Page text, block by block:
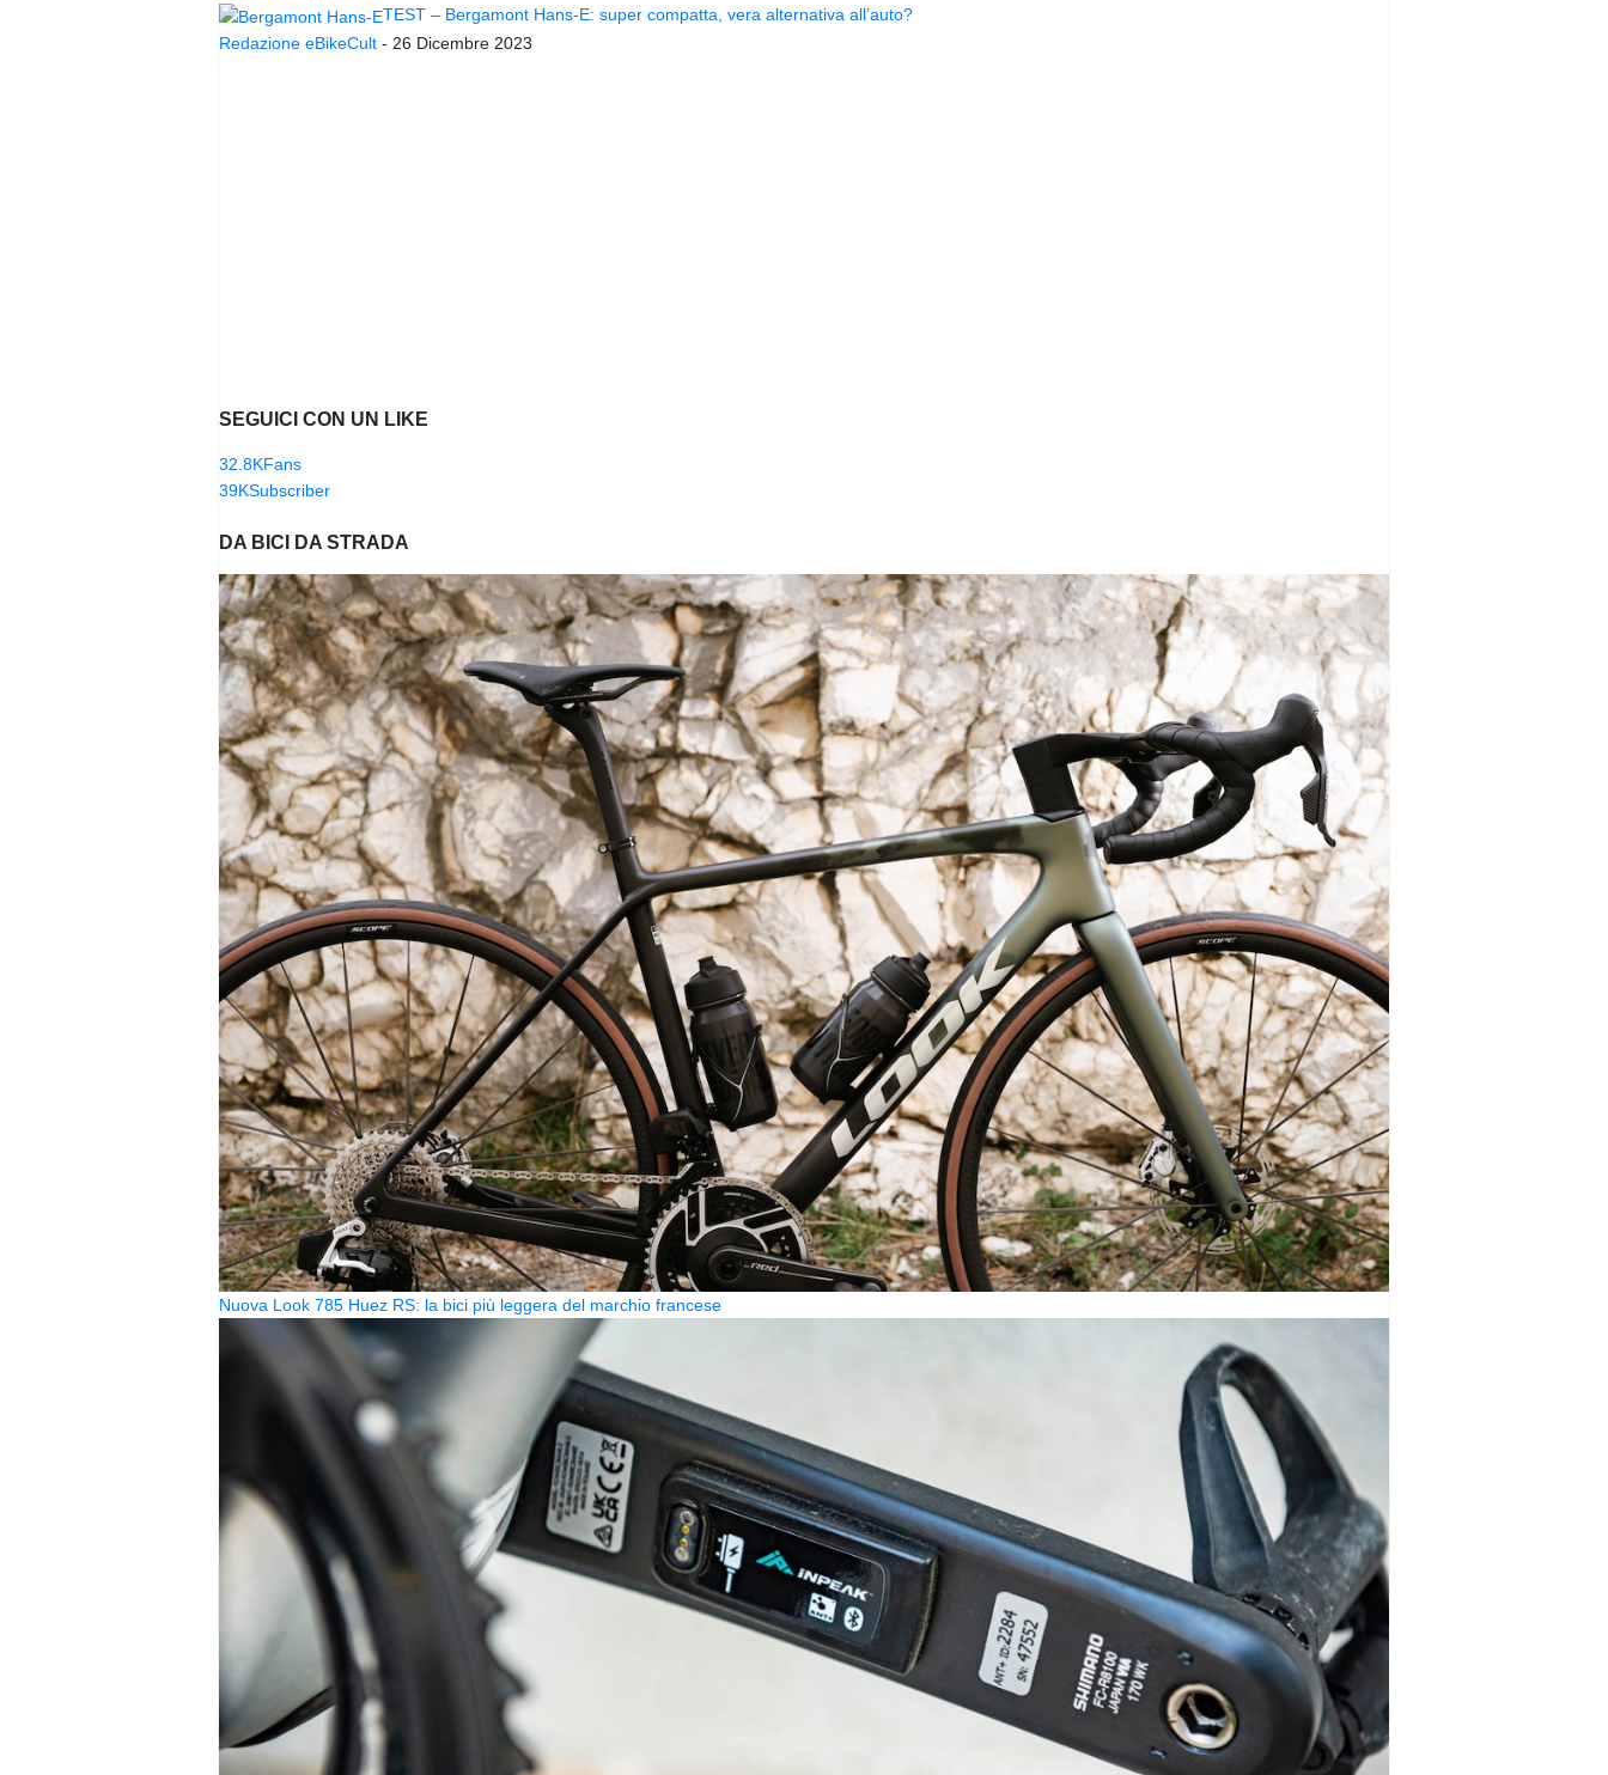
TEST – Bergamont Hans-E: super compatta, vera alternativa all’auto?
Redazione eBikeCult - 26 Dicembre 2023
SEGUICI CON UN LIKE
32.8KFans
39KSubscriber
DA BICI DA STRADA
Nuova Look 785 Huez RS: la bici più leggera del marchio francese